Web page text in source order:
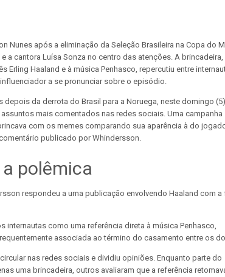
Nunes após a eliminação da Seleção Brasileira na Copa do
a cantora Luísa Sonza no centro das atenções. A brincadeira,
Erling Haaland e à música Penhasco, repercutiu entre
a se pronunciar sobre o episódio.
da derrota do Brasil para a Noruega, neste domingo
mais comentados nas redes sociais. Uma campanha
com os memes comparando sua aparência à do
publicado por Whindersson.
polêmica
respondeu a uma publicação envolvendo Haaland com a
internautas como uma referência direta à música Penhasco,
associada ao término do casamento entre os
nas redes sociais e dividiu opiniões. Enquanto parte do
uma brincadeira, outros avaliaram que a referência